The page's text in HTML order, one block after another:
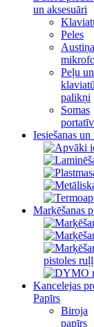
un aksesuāri
Peles
Peļu un
palikņi
Somas
Iesiešanas
Marķēšanas
pistoles
Kancelejas
Papīrs
Biroja
papīrs